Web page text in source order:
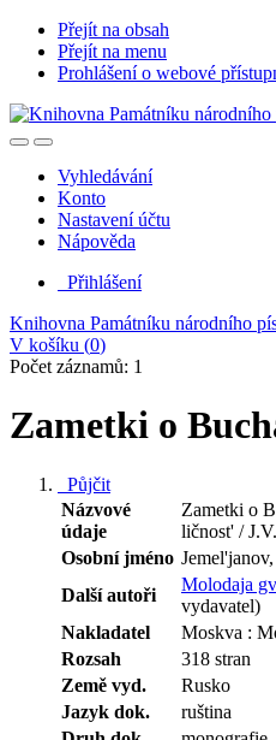
Přejít na obsah
Přejít na menu
Prohlášení o webové
Vyhledávání
Konto
Nastavení účtu
Nápověda
Přihlášení
Knihovna Památníku národního
V košíku (0)
Počet záznamů: 1
Zametki o
Půjčit
Názvové
údaje
Zametki o
ličnost' /
Osobní jméno
Další autoři
Molodaja
vydavatel)
Nakladatel
Moskva :
Rozsah
318 stran
Země vyd.
Rusko
Jazyk dok.
ruština